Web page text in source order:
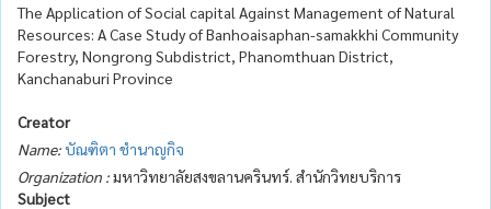
The Application of Social capital Against Management of Natural
Resources: A Case Study of Banhoaisaphan-samakkhi Community
Forestry, Nongrong Subdistrict, Phanomthuan District,
Kanchanaburi Province
Creator
Name:บัณฑิตา ชำนาญกิจ
Organization :มหาวิทยาลัยสงขลานครินทร์. สำนักวิทยบริการ
Subject